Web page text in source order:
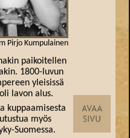
Pirjo Kumpulainen
paikoitellen
1800-luvun
yleisissä
lavon alus.
kuppaamisesta
myös
Suomessa.